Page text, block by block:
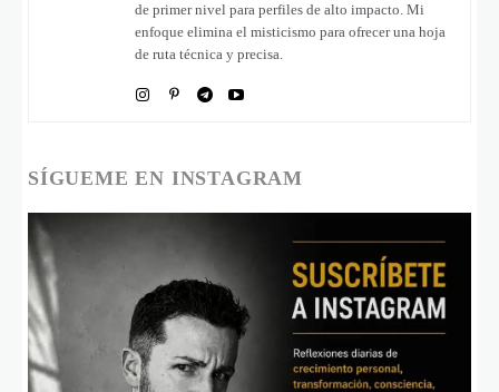
de primer nivel para perfiles de alto impacto. Mi
enfoque elimina el misticismo para ofrecer una hoja
de ruta técnica y precisa.
SÍGUEME EN INSTAGRAM